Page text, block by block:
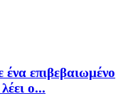
ένα επιβεβαιωμένο
ο...